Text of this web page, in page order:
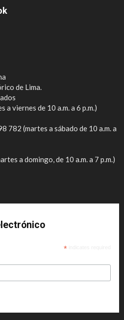
de Lima.
viernes de 10 a.m. a 6 p.m.)
782 (martes a sábado de 10 a.m. a
a domingo, de 10 a.m. a 7 p.m.)
*